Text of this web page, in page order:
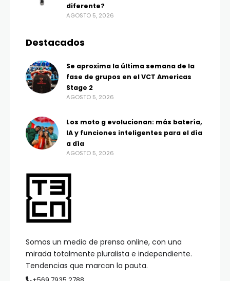
Somos un medio de prensa online, con una
mirada totalmente pluralista e independiente.
Tendencias que marcan la pauta.
diferente?
AGOSTO 5, 2026
Destacados
Se aproxima la última semana de la
fase de grupos en el VCT Americas
Stage 2
AGOSTO 5, 2026
Los moto g evolucionan: más batería,
IA y funciones inteligentes para el día
a día
AGOSTO 5, 2026